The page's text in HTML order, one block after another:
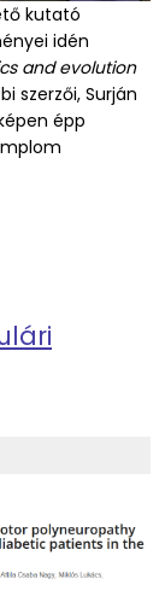
kutató
idén
and evolution
szerzői, Surján
épp